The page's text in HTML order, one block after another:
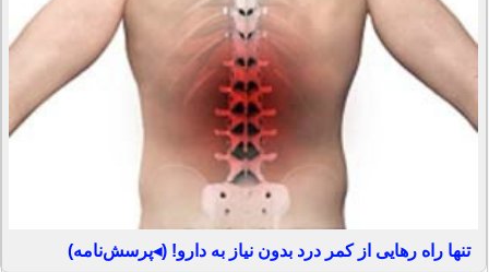
تنها راه رهایی از کمر درد بدون نیاز به دارو! (◂پرسش‌نامه)